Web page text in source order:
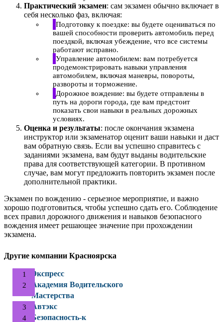
Практический экзамен: сам экзамен обычно включает в
себя несколько фаз, включая:
Подготовку к поездке: вы будете оцениваться по
вашей способности проверить автомобиль перед
поездкой, включая убеждение, что все системы
работают исправно.
Управление автомобилем: вам потребуется
продемонстрировать навыки управления
автомобилем, включая маневры, повороты,
развороты и торможение.
Дорожное вождение: вы будете отправлены в
путь на дороги города, где вам предстоит
показать свои навыки в реальных дорожных
условиях.
Оценка и результаты: после окончания экзамена
инструктор или экзаменатор оценит ваши навыки и даст
вам обратную связь. Если вы успешно справитесь с
заданиями экзамена, вам будут выданы водительские
права для соответствующей категории. В противном
случае, вам могут предложить повторить экзамен после
дополнительной практики.
Экзамен по вождению - серьезное мероприятие, и важно
хорошо подготовиться, чтобы успешно сдать его. Соблюдение
всех правил дорожного движения и навыков безопасного
вождения имеет решающее значение при прохождении
экзамена.
Другие компании Красноярска
Экспресс
Академия Водительского
Мастерства
Автэкс
Безопасность-к